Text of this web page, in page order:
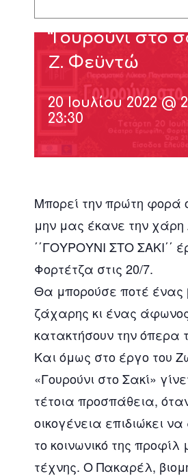
“Γουρούνι στο
Ζ. Φεϋντώ
20 Ιουλίου 2022 @
23:30
Μπορεί την πρώτη φορά
μην μας έκανε την
΄΄ΓΟΥΡΟΥΝΙ ΣΤΟ ΣΑΚΙ΄΄
Φορτέτζα στις 20/7.
Θα μπορούσε ποτέ ένας
ζάχαρης κι ένας
κατακτήσουν την όπερα
Και όμως στο έργο του
«Γουρούνι στο Σακί»
τέτοια προσπάθεια,
οικογένεια επιδιώκει
το κοινωνικό της
τέχνης. Ο Πακαρέλ,